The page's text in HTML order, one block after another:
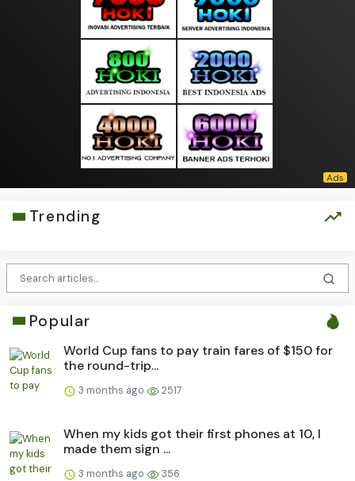
Trending
Popular
World Cup fans to pay train fares of $150 for
the round-trip...
3 months ago 2517
When my kids got their first phones at 10, I
made them sign ...
3 months ago 356